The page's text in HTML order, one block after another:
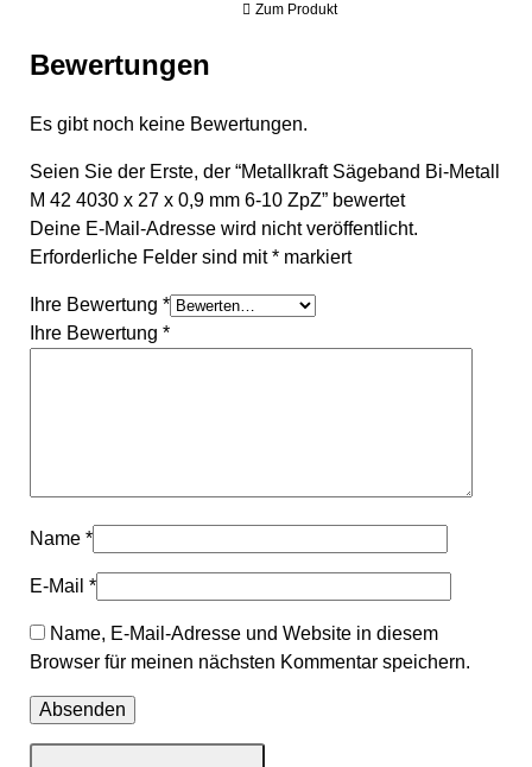
Zum Produkt
Bewertungen
Es gibt noch keine Bewertungen.
Seien Sie der Erste, der “Metallkraft Sägeband Bi-Metall
M 42 4030 x 27 x 0,9 mm 6-10 ZpZ” bewertet
Deine E-Mail-Adresse wird nicht veröffentlicht.
Erforderliche Felder sind mit* markiert
Ihre Bewertung *
Ihre Bewertung *
Name *
E-Mail *
Name, E-Mail-Adresse und Website in diesem
Browser für meinen nächsten Kommentar speichern.